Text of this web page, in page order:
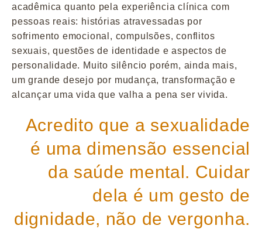
acadêmica quanto pela experiência clínica com
pessoas reais: histórias atravessadas por
sofrimento emocional, compulsões, conflitos
sexuais, questões de identidade e aspectos de
personalidade. Muito silêncio porém, ainda mais,
um grande desejo por mudança, transformação e
alcançar uma vida que valha a pena ser vivida.
Acredito que a sexualidade
é uma dimensão essencial
da saúde mental. Cuidar
dela é um gesto de
dignidade, não de vergonha.